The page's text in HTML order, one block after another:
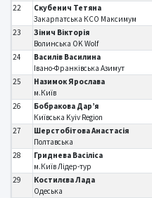
22
Скубенич Тетяна
Закарпатська КСО Максимум
23
Зінич Вікторія
Волинська OK Wolf
24
Василів Василина
Івано-Франківська Азимут
25
Назимок Ярослава
м.Київ
26
Бобракова Дар’я
Київська Kyiv Region
27
Шерстобітова Анастасія
Полтавська
28
Гриднева Васіліса
м.Київ Лідер-тур
29
Костилєва Лада
Одеська